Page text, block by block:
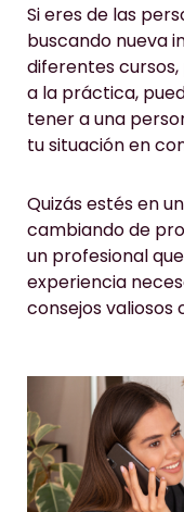
Si eres de las
buscando nueva
diferentes
a la práctica,
tener a una
tu situación en
Quizás estés en un
cambiando de
un profesional
experiencia
consejos valiosos